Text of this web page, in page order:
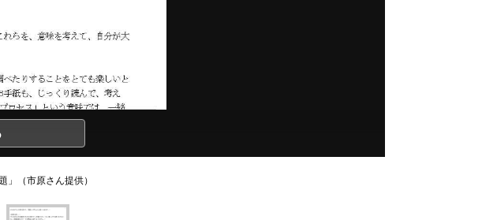
」（市原さん提供）